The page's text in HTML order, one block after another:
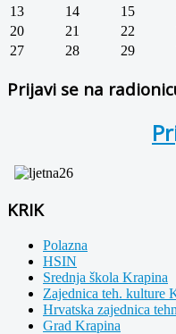
13
14 15
20
21 22
27
28 29
Prijavi se na
KRIK
Polazna
HSIN
Srednja škola Krapina
Zajednica teh. kulture
Hrvatska zajednica
Grad Krapina